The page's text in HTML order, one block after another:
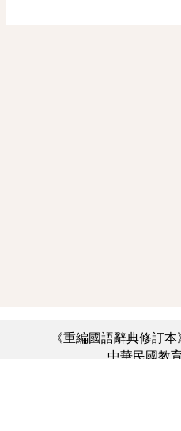
《重編國語辭典修訂
中華民國教